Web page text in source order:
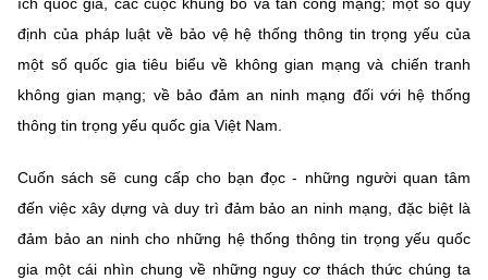
định của pháp luật về bảo vệ hệ thống thông tin trọng yếu của
một số quốc gia tiêu biểu về không gian mạng và chiến tranh
không gian mạng; về bảo đảm an ninh mạng đối với hệ thống
thông tin trọng yếu quốc gia Việt Nam.
Cuốn sách sẽ cung cấp cho bạn đọc - những người quan tâm
đến việc xây dựng và duy trì đảm bảo an ninh mạng, đặc biệt là
đảm bảo an ninh cho những hệ thống thông tin trọng yếu quốc
gia một cái nhìn chung về những nguy cơ thách thức chúng ta